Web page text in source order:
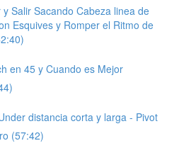
Salir Sacando Cabeza linea de
Esquives y Romper el Ritmo de
en 45 y Cuando es Mejor
distancia corta y larga - Pivot
(57:42)